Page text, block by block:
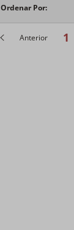
Ordenar Por
Anterior 1